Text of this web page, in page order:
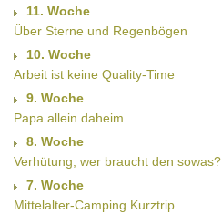
11. Woche
Über Sterne und Regenbögen
10. Woche
Arbeit ist keine Quality-Time
9. Woche
Papa allein daheim.
8. Woche
Verhütung, wer braucht den sowas?
7. Woche
Mittelalter-Camping Kurztrip